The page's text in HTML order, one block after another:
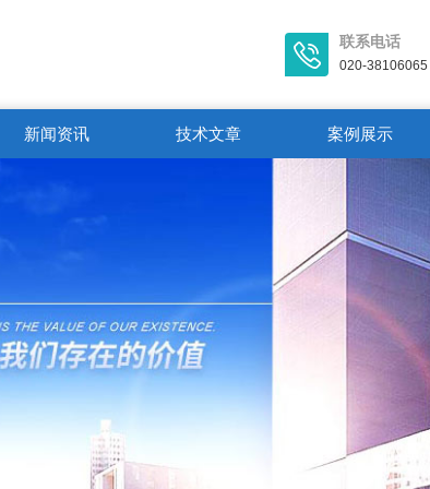
联系电话
020-38106065
新闻资讯 技术文章 案例展示